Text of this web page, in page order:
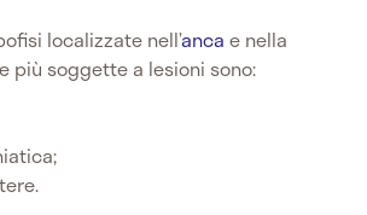
localizzate nell’anca e nella
più soggette a lesioni sono: